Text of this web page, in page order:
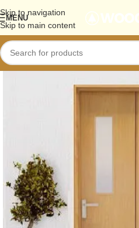
Skip to navigation
Skip to main content
MENU